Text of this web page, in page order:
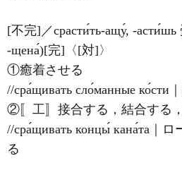
[不完]／срасти́ть-ащу́, -
-щена́)[完]〈[対]〉
①癒着させる
//сра́щивать сло́манные ко́сти
②〚工〛接合する，結合する
//сра́щивать концы́ кана́та｜
る